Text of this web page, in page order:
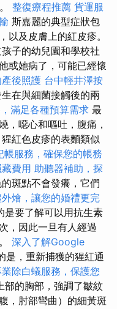
整復療程推薦 貨運服
斯嘉麗的典型症狀包
以及皮膚上的紅皮疹。
子的幼兒園和學校社
或她病了，可能已經懷
後照護 台中輕井澤按
在與細菌接觸後的兩
滿足各種預算需求 最
，噁心和嘔吐，腹痛，
紅色皮疹的表麵類似
帳服務，確保您的帳務
費用 助聽器補助，探
斑點不會發癢，它們
燴，讓您的婚禮更完
是要了解可以用抗生素
，因此一旦有人經過
深入了解Google
是，重新捕獲的猩紅通
除白蟻服務，保護您
部的胸部，強調了皺紋
，肘部彎曲）的細黃斑